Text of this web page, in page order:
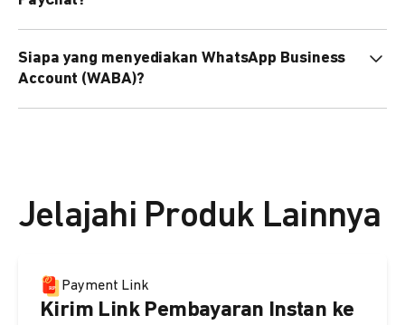
nanti tim kami bantu setup. Bisa juga pakai nomor
WhatsApp bisnis yang sudah dimiliki sendiri, atau dari
DOKU yang buatkan WhatsApp Bisnis terverifikasi juga
Siapa yang menyediakan WhatsApp Business
Account (WABA)?
Jelajahi Produk Lainnya
Payment Link
Kirim Link Pembayaran Instan ke